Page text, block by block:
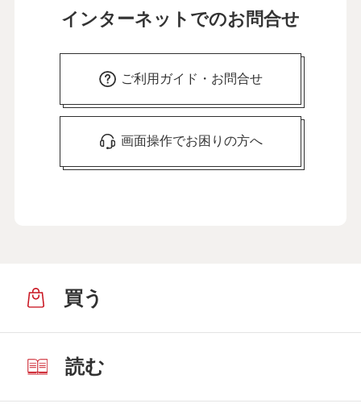
インターネットでのお問合せ
ご利用ガイド・お問合せ
画面操作でお困りの方へ
買う
読む